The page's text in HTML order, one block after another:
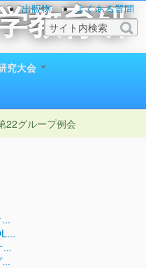
教育研
出版物
よくある質問
究大会
22グループ例会
...